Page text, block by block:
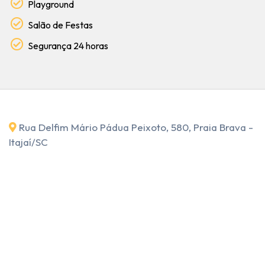
Playground
Salão de Festas
Segurança 24 horas
Rua Delfim Mário Pádua Peixoto, 580, Praia Brava -
Itajaí/SC